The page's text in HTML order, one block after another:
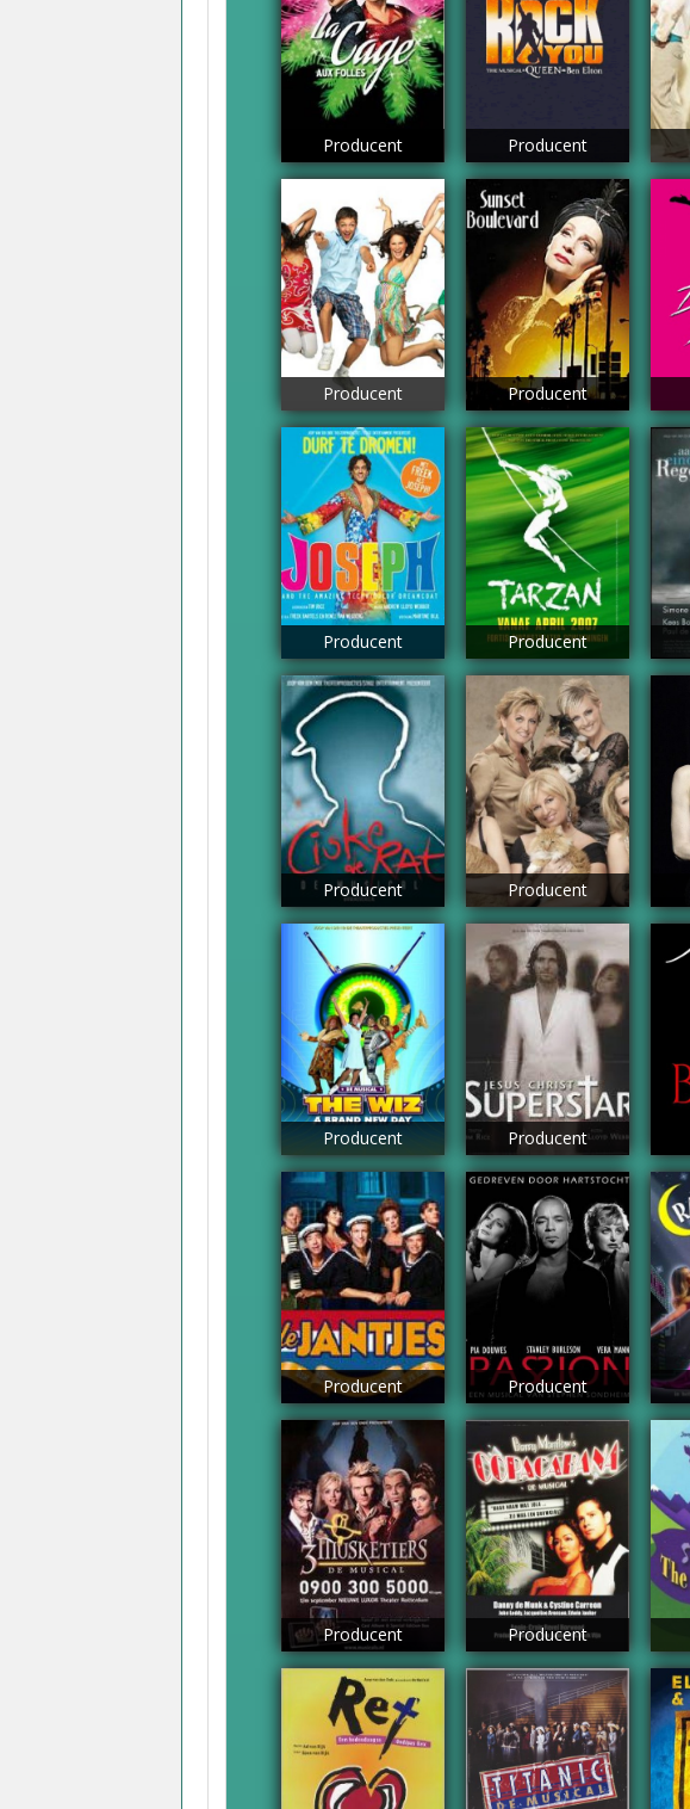
Producent Producent
Producent Producent
Producent Producent
Producent Producent
Producent Producent
Producent Producent
Producent Producent